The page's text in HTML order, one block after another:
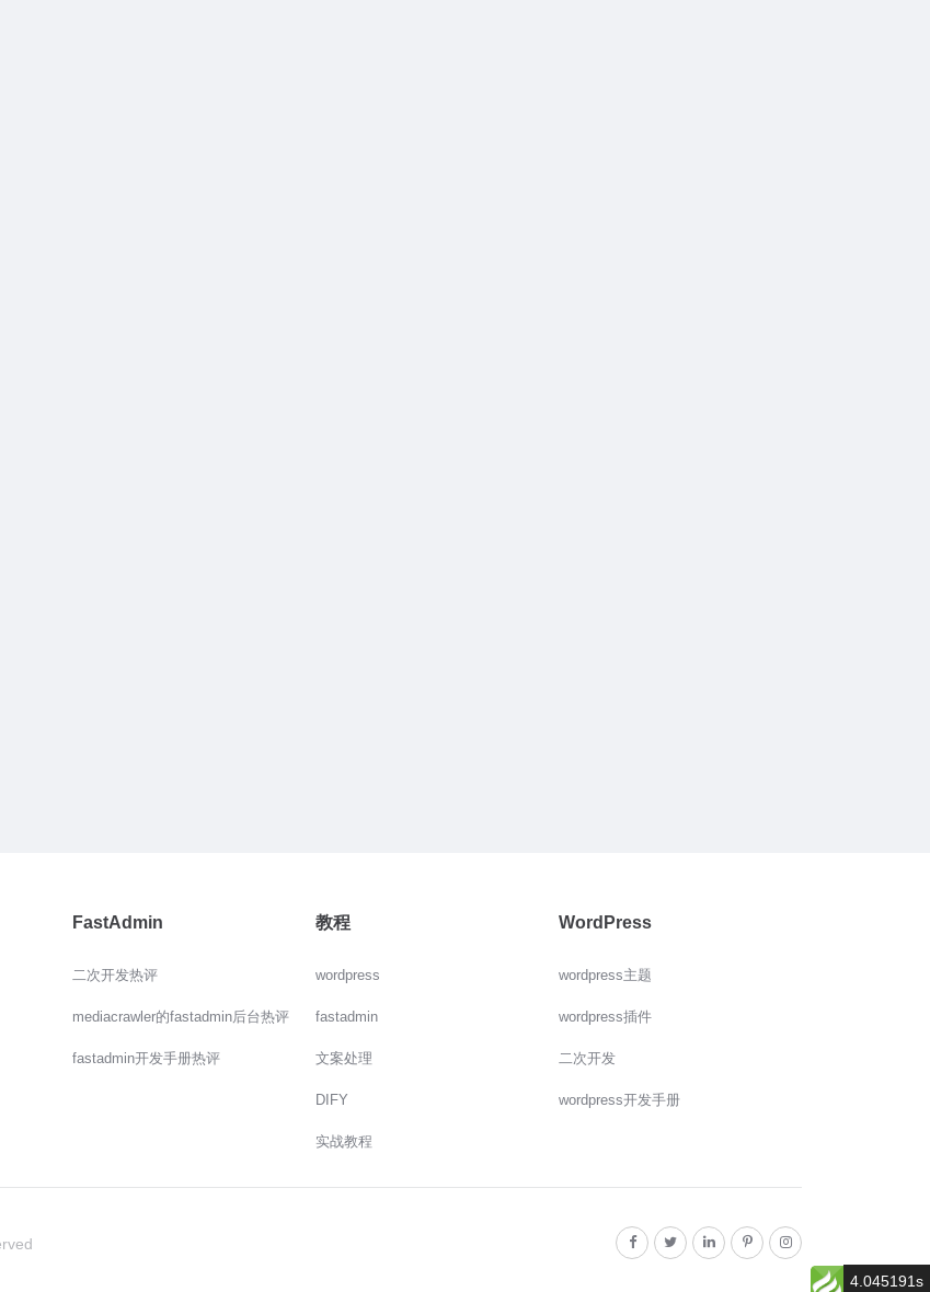
FastAdmin
二次开发热评
mediacrawler的fastadmin后台热评
fastadmin开发手册热评
教程
wordpress
fastadmin
文案处理
DIFY
实战教程
WordPress
wordpress主题
wordpress插件
二次开发
wordpress开发手册
4.045191s